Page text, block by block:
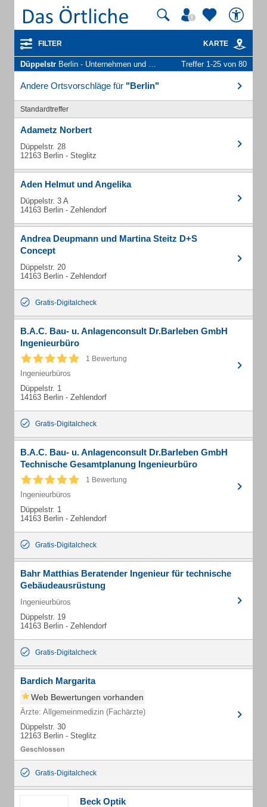
FILTER KARTE
Düppelstr Berlin - Unternehmen und Personen Treffer 1-25 von 80
Andere Ortsvorschläge für "Berlin"
Standardtreffer
Adametz Norbert
Düppelstr. 28
12163 Berlin - Steglitz
Aden Helmut und Angelika
Düppelstr. 3 A
14163 Berlin - Zehlendorf
Andrea Deupmann und Martina Steitz D+S
Concept
Düppelstr. 20
14163 Berlin - Zehlendorf
Gratis-Digitalcheck
B.A.C. Bau- u. Anlagenconsult Dr.Barleben GmbH
Ingenieurbüro
1 Bewertung
Ingenieurbüros
Düppelstr. 1
14163 Berlin - Zehlendorf
Gratis-Digitalcheck
B.A.C. Bau- u. Anlagenconsult Dr.Barleben GmbH
Technische Gesamtplanung Ingenieurbüro
1 Bewertung
Ingenieurbüros
Düppelstr. 1
14163 Berlin - Zehlendorf
Gratis-Digitalcheck
Bahr Matthias Beratender Ingenieur für technische
Gebäudeausrüstung
Ingenieurbüros
Düppelstr. 19
14163 Berlin - Zehlendorf
Gratis-Digitalcheck
Bardich Margarita
Web Bewertungen vorhanden
Ärzte: Allgemeinmedizin (Fachärzte)
Düppelstr. 30
12163 Berlin - Steglitz
Gratis-Digitalcheck
Beck Optik